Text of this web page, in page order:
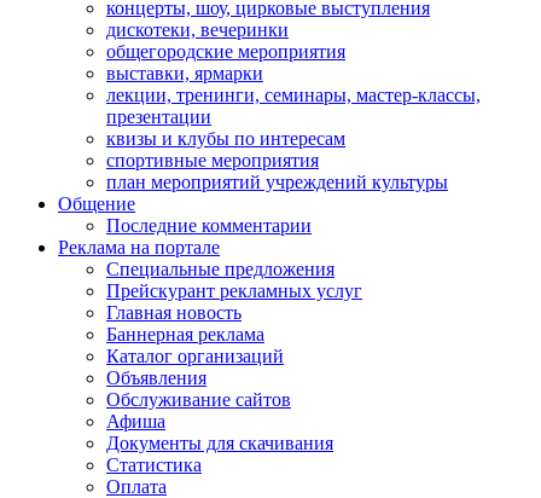
концерты, шоу, цирковые выступления
дискотеки, вечеринки
общегородские мероприятия
выставки, ярмарки
лекции, тренинги, семинары, мастер-классы,
презентации
квизы и клубы по интересам
спортивные мероприятия
план мероприятий учреждений культуры
Общение
Последние комментарии
Реклама на портале
Специальные предложения
Прейскурант рекламных услуг
Главная новость
Баннерная реклама
Каталог организаций
Объявления
Обслуживание сайтов
Афиша
Документы для скачивания
Статистика
Оплата